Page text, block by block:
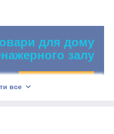
для дому
залу
все